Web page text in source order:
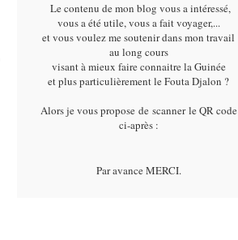
Le contenu de mon blog vous a intéressé,
vous a été utile, vous a fait voyager,...
et vous voulez me soutenir dans mon travail
au long cours
visant à mieux faire connaitre la Guinée
et plus particulièrement le Fouta Djalon ?
Alors je vous propose de scanner le QR code
ci-après :
Par avance MERCI.